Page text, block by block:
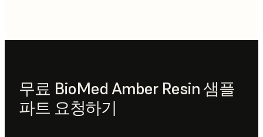
무료 BioMed Amber Resin 샘플
파트 요청하기